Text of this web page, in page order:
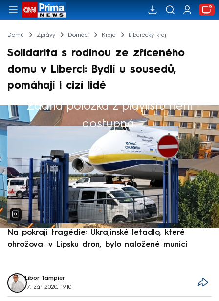
Domů Zprávy Domácí Kraje Liberecký kraj
Solidarita s rodinou ze zříceného
domu v Liberci: Bydlí u sousedů,
pomáhají i cizí lidé
Žádná položka z playlistu není
dostupná.
Výběr redakce
Na pokraji tragédie: Ukrajinské letadlo, které
ohrožoval v Lipsku dron, bylo naložené municí
Libor Tampier
17. zář 2020, 19:10